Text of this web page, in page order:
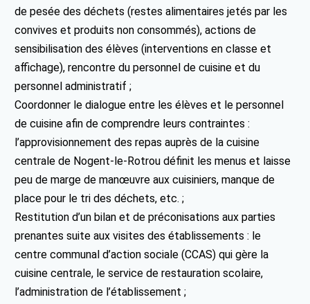
de pesée des déchets (restes alimentaires jetés par les
convives et produits non consommés), actions de
sensibilisation des élèves (interventions en classe et
affichage), rencontre du personnel de cuisine et du
personnel administratif ;
Coordonner le dialogue entre les élèves et le personnel
de cuisine afin de comprendre leurs contraintes :
l’approvisionnement des repas auprès de la cuisine
centrale de Nogent-le-Rotrou définit les menus et laisse
peu de marge de manœuvre aux cuisiniers, manque de
place pour le tri des déchets, etc. ;
Restitution d’un bilan et de préconisations aux parties
prenantes suite aux visites des établissements : le
centre communal d’action sociale (CCAS) qui gère la
cuisine centrale, le service de restauration scolaire,
l’administration de l’établissement ;